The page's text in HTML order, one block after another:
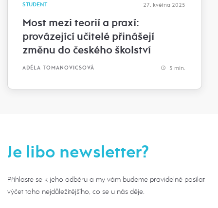
STUDENT 27. května 2025
Most mezi teorií a praxí:
provázející učitelé přinášejí
změnu do českého školství
ADÉLA TOMANOVICSOVÁ 5 min.
Je libo newsletter?
Přihlaste se k jeho odběru a my vám budeme pravidelně posílat
výčet toho nejdůležitějšího, co se u nás děje.